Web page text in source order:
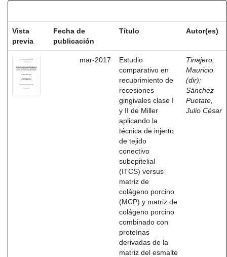
Vista
previa
Fecha de
publicación
Título Autor(es)
mar-2017
Estudio
comparativo en
recubrimiento de
recesiones
gingivales clase I
y II de Miller
aplicando la
técnica de injerto
de tejido
conectivo
subepitelial
(ITCS) versus
matriz de
colágeno porcino
(MCP) y matriz de
colágeno porcino
combinado con
proteínas
derivadas de la
matriz del esmalte
Tinajero,
Mauricio
(dir);
Sánchez
Puetate,
Julio César